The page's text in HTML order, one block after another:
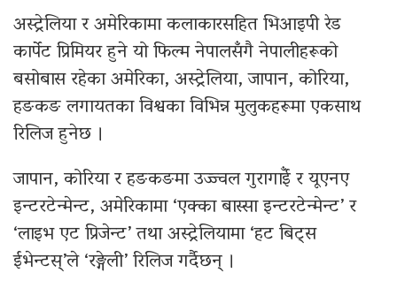
अस्ट्रेलिया र अमेरिकामा कलाकारसहित भिआइपी रेड
कार्पेट प्रिमियर हुने यो फिल्म नेपालसँगै नेपालीहरूको
बसोबास रहेका अमेरिका, अस्ट्रेलिया, जापान, कोरिया,
हङकङ लगायतका विश्वका विभिन्न मुलुकहरूमा एकसाथ
रिलिज हुनेछ ।
जापान, कोरिया र हङकङमा उज्ज्वल गुरागाईँ र यूएनए
इन्टरटेन्मेन्ट, अमेरिकामा ‘एक्का बास्सा इन्टरटेन्मेन्ट’ र
‘लाइभ एट प्रिजेन्ट’ तथा अस्ट्रेलियामा ‘हट बिट्स
ईभेन्टस्’ले ‘रङ्गेली’ रिलिज गर्दैछन् ।